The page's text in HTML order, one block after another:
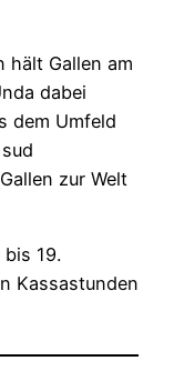
hält Gallen am
dabei
dem Umfeld
zur Welt
19.
Kassastunden